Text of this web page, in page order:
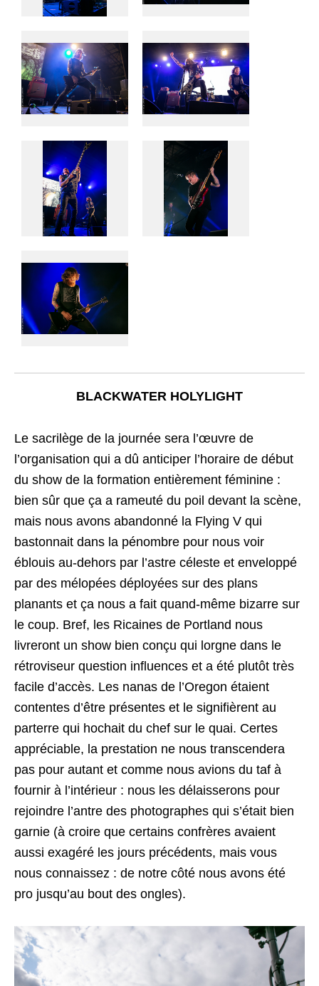
BLACKWATER HOLYLIGHT
Le sacrilège de la journée sera l’œuvre de
l’organisation qui a dû anticiper l’horaire de début
du show de la formation entièrement féminine :
bien sûr que ça a rameuté du poil devant la scène,
mais nous avons abandonné la Flying V qui
bastonnait dans la pénombre pour nous voir
éblouis au-dehors par l’astre céleste et enveloppé
par des mélopées déployées sur des plans
planants et ça nous a fait quand-même bizarre sur
le coup. Bref, les Ricaines de Portland nous
livreront un show bien conçu qui lorgne dans le
rétroviseur question influences et a été plutôt très
facile d’accès. Les nanas de l’Oregon étaient
contentes d’être présentes et le signifièrent au
parterre qui hochait du chef sur le quai. Certes
appréciable, la prestation ne nous transcendera
pas pour autant et comme nous avions du taf à
fournir à l’intérieur : nous les délaisserons pour
rejoindre l’antre des photographes qui s’était bien
garnie (à croire que certains confrères avaient
aussi exagéré les jours précédents, mais vous
nous connaissez : de notre côté nous avons été
pro jusqu’au bout des ongles).